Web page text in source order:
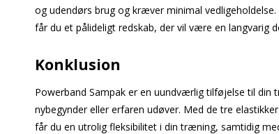
og udendørs brug og kræver minimal
får du et pålideligt redskab, der vil være en langvarig
Konklusion
Powerband Sampak er en uundværlig tilføjelse til din
nybegynder eller erfaren udøver. Med de tre
får du en utrolig fleksibilitet i din træning, samtidig